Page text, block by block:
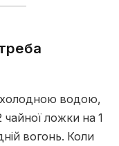
холодною водою,
ложки на 1
вогонь. Коли